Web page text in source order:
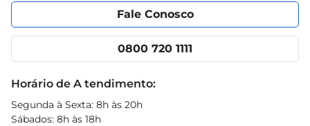
Portal do fornecedor
Cencosud Media
App Prezunic
Fale Conosco
0800 720 1111
Horário de A tendimento:
Segunda à Sexta: 8h às 20h
Sábados: 8h às 18h